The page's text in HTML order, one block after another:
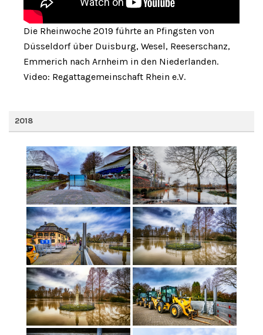
Die Rheinwoche 2019 führte an Pfingsten von
Düsseldorf über Duisburg, Wesel, Reeserschanz,
Emmerich nach Arnheim in den Niederlanden.
Video: Regattagemeinschaft Rhein e.V.
2018